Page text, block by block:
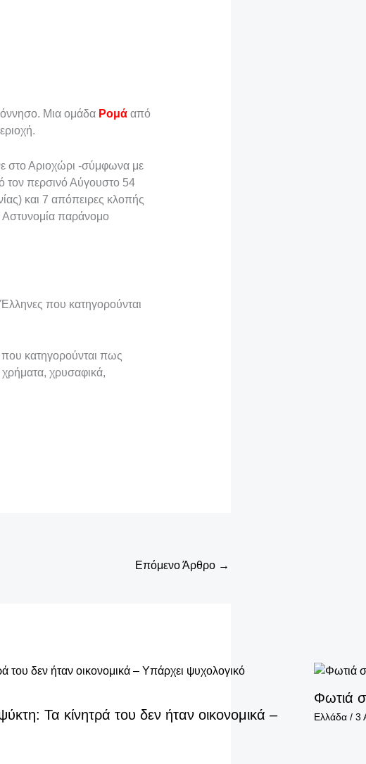
Μια ομάδα Ρομά από
στο Αριοχώρι -σύμφωνα με
τον περσινό Αύγουστο 54
και 7 απόπειρες κλοπής
Αστυνομία παράνομο
που κατηγορούνται
κατηγορούνται πως
χρήματα, χρυσαφικά,
Επόμενο Άρθρο →
Τα κίνητρά του δεν ήταν οικονομικά –
Φωτιά
Ελλάδα / 3